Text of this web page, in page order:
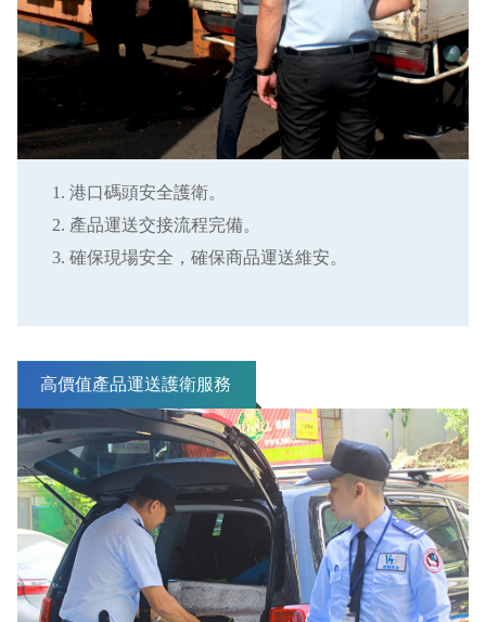
港口碼頭安全護衛。
產品運送交接流程完備。
確保現場安全，確保商品運送維安。
高價值產品運送護衛服務